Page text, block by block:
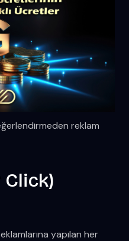
reklam
Click)
yapılan her